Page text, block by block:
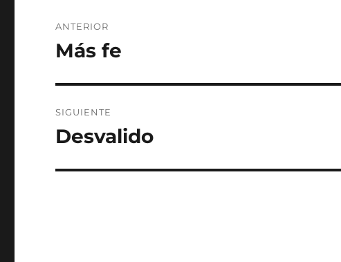
de
ANTERIOR
Entrada
Más fe
SIGUIENTE
Entrada
Desvalido